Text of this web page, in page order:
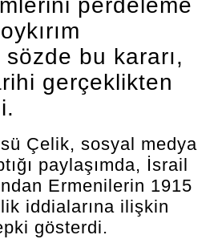
perdeleme
bu kararı,
gerçeklikten
Çelik, sosyal medya
paylaşımda, İsrail
Ermenilerin 1915
iddialarına ilişkin
gösterdi.